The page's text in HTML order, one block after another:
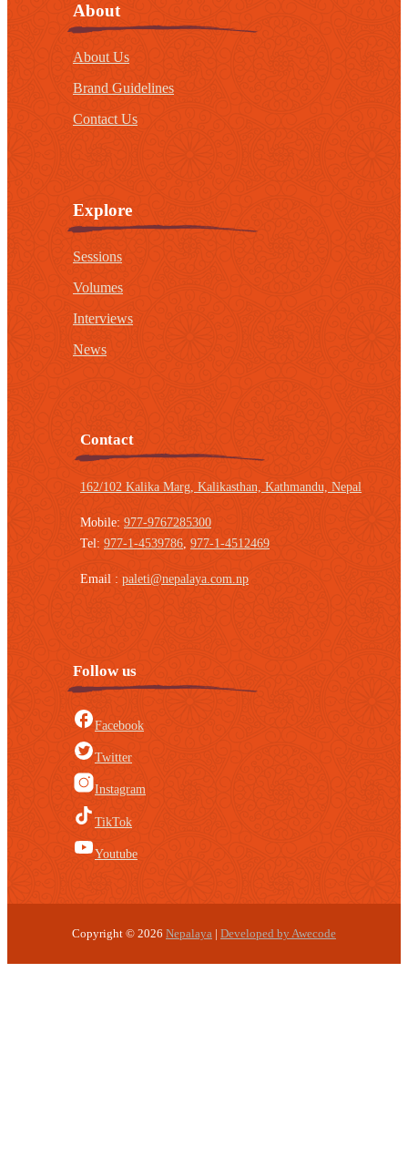
About
About Us
Brand Guidelines
Contact Us
Explore
Sessions
Volumes
Interviews
News
Contact
162/102 Kalika Marg, Kalikasthan, Kathmandu, Nepal
Mobile: 977-9767285300
Tel: 977-1-4539786 977-1-4512469
Email : paleti@nepalaya.com.np
Follow us
Facebook
Twitter
Instagram
TikTok
Youtube
Copyright © 2026 Nepalaya | Developed by Awecode